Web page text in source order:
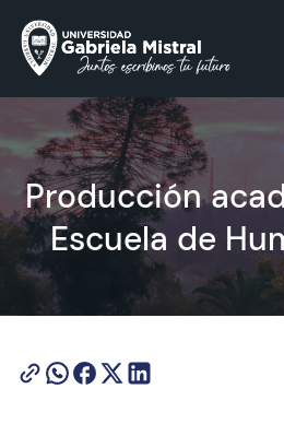
La Universidad
Facultades y Escuelas
Vinculación con el Medio
Producción
Escuela de